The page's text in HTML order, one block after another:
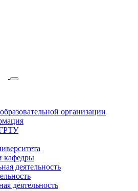
организации
кафедры
деятельность
деятельность